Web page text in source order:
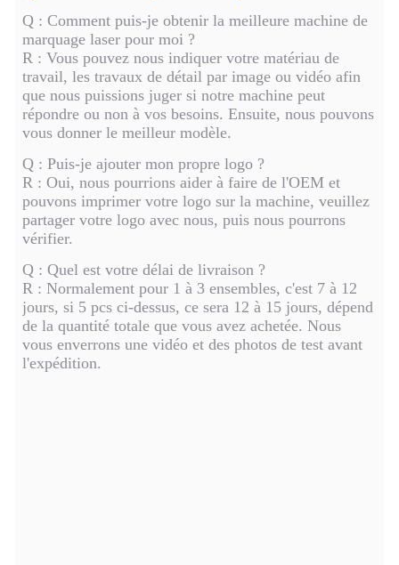
Q : Comment puis-je obtenir la meilleure machine de
marquage laser pour moi ?
R : Vous pouvez nous indiquer votre matériau de
travail, les travaux de détail par image ou vidéo afin
que nous puissions juger si notre machine peut
répondre ou non à vos besoins. Ensuite, nous pouvons
vous donner le meilleur modèle.
Q : Puis-je ajouter mon propre logo ?
R : Oui, nous pourrions aider à faire de l'OEM et
pouvons imprimer votre logo sur la machine, veuillez
partager votre logo avec nous, puis nous pourrons
vérifier.
Q : Quel est votre délai de livraison ?
R : Normalement pour 1 à 3 ensembles, c'est 7 à 12
jours, si 5 pcs ci-dessus, ce sera 12 à 15 jours, dépend
de la quantité totale que vous avez achetée. Nous
vous enverrons une vidéo et des photos de test avant
l'expédition.